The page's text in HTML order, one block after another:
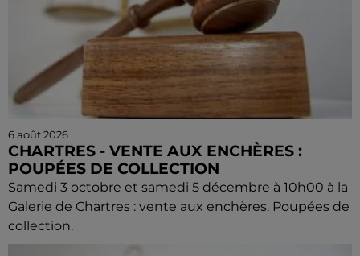
6 août 2026
CHARTRES - VENTE AUX ENCHÈRES :
POUPÉES DE COLLECTION
Samedi 3 octobre et samedi 5 décembre à 10h00 à la
Galerie de Chartres : vente aux enchères. Poupées de
collection.